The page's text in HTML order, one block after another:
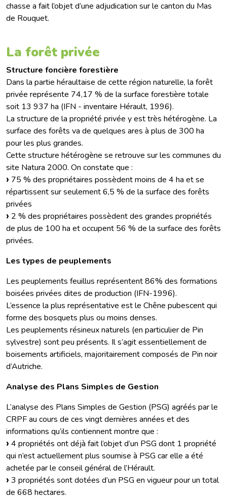
chasse a fait l’objet d’une adjudication sur le canton du Mas
de Rouquet.
La forêt privée
Structure foncière forestière
Dans la partie héraultaise de cette région naturelle, la forêt
privée représente 74,17 % de la surface forestière totale
soit 13 937 ha (IFN - inventaire Hérault, 1996).
La structure de la propriété privée y est très hétérogène. La
surface des forêts va de quelques ares à plus de 300 ha
pour les plus grandes.
Cette structure hétérogène se retrouve sur les communes du
site Natura 2000. On constate que :
75 % des propriétaires possèdent moins de 4 ha et se
répartissent sur seulement 6,5 % de la surface des forêts
privées
2 % des propriétaires possèdent des grandes propriétés
de plus de 100 ha et occupent 56 % de la surface des forêts
privées.
Les types de peuplements
Les peuplements feuillus représentent 86% des formations
boisées privées dites de production (IFN-1996).
L’essence la plus représentative est le Chêne pubescent qui
forme des bosquets plus ou moins denses.
Les peuplements résineux naturels (en particulier de Pin
sylvestre) sont peu présents. Il s’agit essentiellement de
boisements artificiels, majoritairement composés de Pin noir
d’Autriche.
Analyse des Plans Simples de Gestion
L’analyse des Plans Simples de Gestion (PSG) agréés par le
CRPF au cours de ces vingt dernières années et des
informations qu’ils contiennent montre que :
4 propriétés ont déjà fait l’objet d’un PSG dont 1 propriété
qui n’est actuellement plus soumise à PSG car elle a été
achetée par le conseil général de l’Hérault.
3 propriétés sont dotées d’un PSG en vigueur pour un total
de 668 hectares.